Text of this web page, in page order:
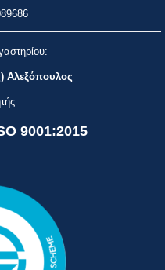
Αλεξόπουλος
9001:2015